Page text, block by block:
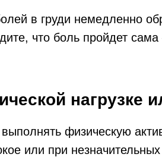
в груди немедленно
что боль пройдет
нагрузке
физическую
или при незначительных